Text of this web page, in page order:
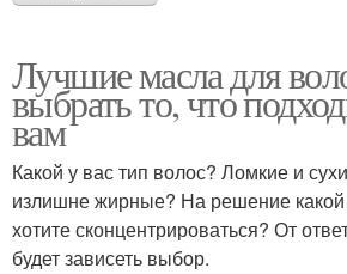
Лучшие масла для
выбрать то, что
вам
Какой у вас тип волос? Ломкие и
излишне жирные? На решение
хотите сконцентрироваться? От
будет зависеть выбор.